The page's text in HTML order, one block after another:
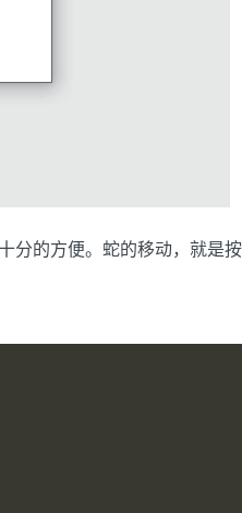
分的方便。蛇的移动，就是